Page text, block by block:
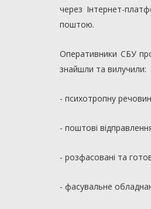
через Інтернет-
поштою.
Оперативники СБУ
знайшли та вилучили:
- психотропну
- поштові
- розфасовані та
- фасувальне